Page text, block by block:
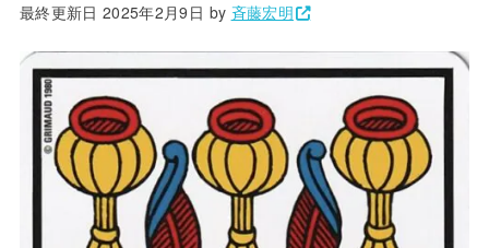
最終更新日 2025年2月9日 by 斉藤宏明